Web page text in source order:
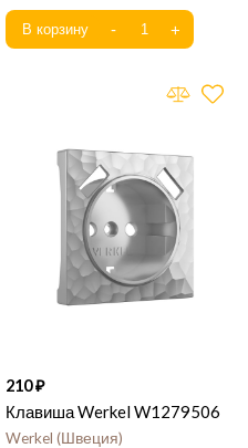
210
Клавиша Werkel W1279506
Werkel Швеция